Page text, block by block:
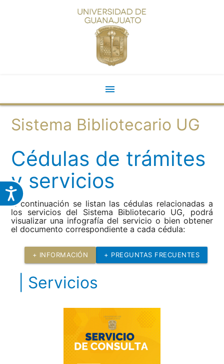
menu
Sistema Bibliotecario UG
Cédulas de trámites
y servicios
A continuación se listan las cédulas relacionadas a
los servicios del Sistema Bibliotecario UG, podrá
visualizar una infografía del servicio o bien obtener
el documento correspondiente a cada cédula:
+ PREGUNTAS FRECUENTES
+ INFORMACIÓN
| Servicios